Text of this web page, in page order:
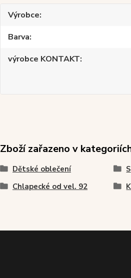
Výrobce
Barva
výrobce KONTAKT
Zboží zařazeno v
Dětské oblečení
Chlapecké od vel. 92